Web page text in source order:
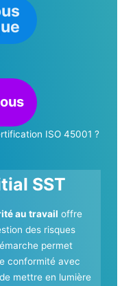
ISO 45001 ?
SST
au travail offre
des risques
permet
conformité avec
mettre en lumière